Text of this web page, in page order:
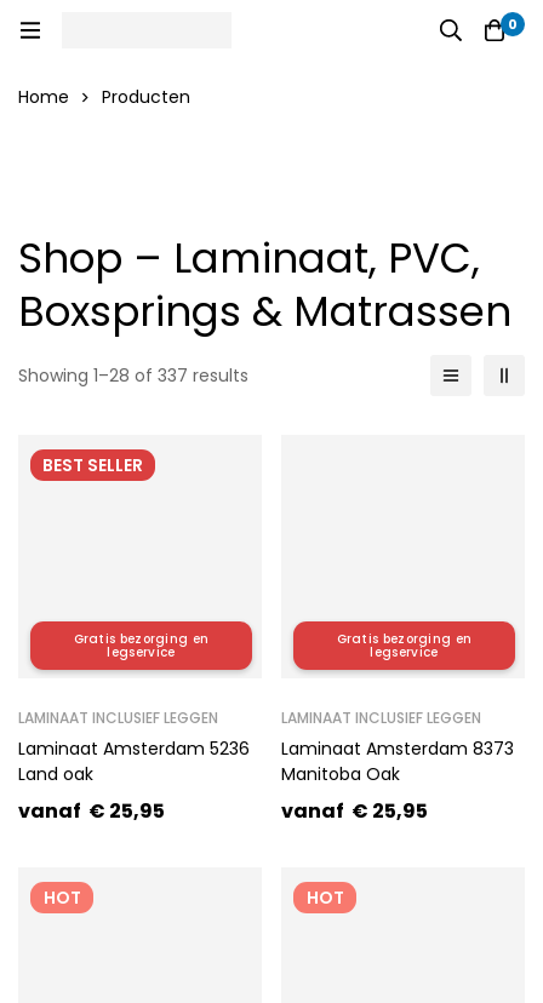
0
Home Producten
Shop – Laminaat, PVC,
Boxsprings & Matrassen
Showing 1–28 of 337 results
BEST SELLER
Gratis bezorging en
legservice
LAMINAAT INCLUSIEF LEGGEN
Laminaat Amsterdam 5236
Land oak
vanaf € 25,95
Gratis bezorging en
legservice
LAMINAAT INCLUSIEF LEGGEN
Laminaat Amsterdam 8373
Manitoba Oak
vanaf € 25,95
HOT HOT